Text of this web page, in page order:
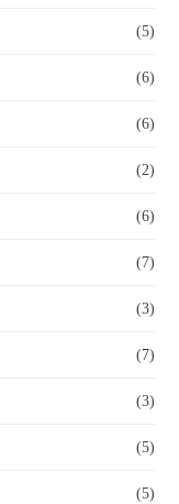
(5)
(6)
(6)
(2)
(6)
(7)
(3)
(7)
(3)
(5)
(5)